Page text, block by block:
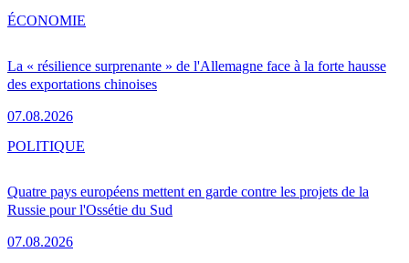
La « résilience surprenante » de l'Allemagne face à la forte hausse
des exportations chinoises
07.08.2026
ÉCONOMIE
Quatre pays européens mettent en garde contre les projets de la
Russie pour l'Ossétie du Sud
07.08.2026
POLITIQUE